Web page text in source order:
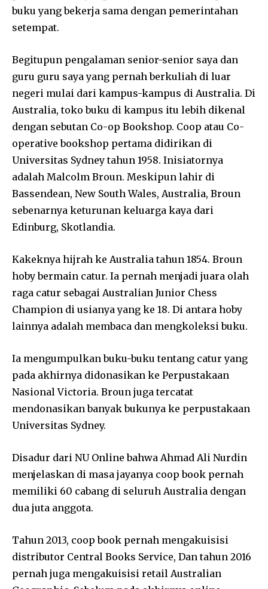
buku yang bekerja sama dengan pemerintahan
setempat.
Begitupun pengalaman senior-senior saya dan
guru guru saya yang pernah berkuliah di luar
negeri mulai dari kampus-kampus di Australia. Di
Australia, toko buku di kampus itu lebih dikenal
dengan sebutan Co-op Bookshop. Coop atau Co-
operative bookshop pertama didirikan di
Universitas Sydney tahun 1958. Inisiatornya
adalah Malcolm Broun. Meskipun lahir di
Bassendean, New South Wales, Australia, Broun
sebenarnya keturunan keluarga kaya dari
Edinburg, Skotlandia.
Kakeknya hijrah ke Australia tahun 1854. Broun
hoby bermain catur. Ia pernah menjadi juara olah
raga catur sebagai Australian Junior Chess
Champion di usianya yang ke 18. Di antara hoby
lainnya adalah membaca dan mengkoleksi buku.
Ia mengumpulkan buku-buku tentang catur yang
pada akhirnya didonasikan ke Perpustakaan
Nasional Victoria. Broun juga tercatat
mendonasikan banyak bukunya ke perpustakaan
Universitas Sydney.
Disadur dari NU Online bahwa Ahmad Ali Nurdin
menjelaskan di masa jayanya coop book pernah
memiliki 60 cabang di seluruh Australia dengan
dua juta anggota.
Tahun 2013, coop book pernah mengakuisisi
distributor Central Books Service, Dan tahun 2016
pernah juga mengakuisisi retail Australian